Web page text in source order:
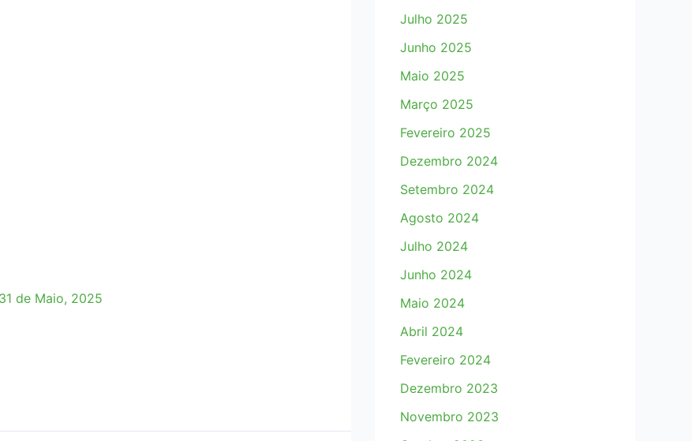
31 de Maio, 2025
Julho 2025
Junho 2025
Maio 2025
Março 2025
Fevereiro 2025
Dezembro 2024
Setembro 2024
Agosto 2024
Julho 2024
Junho 2024
Maio 2024
Abril 2024
Fevereiro 2024
Dezembro 2023
Novembro 2023